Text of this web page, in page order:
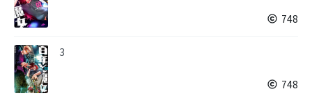
748
3
748